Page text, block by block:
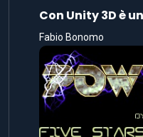
Con Unity 3D è
Fabio Bonomo